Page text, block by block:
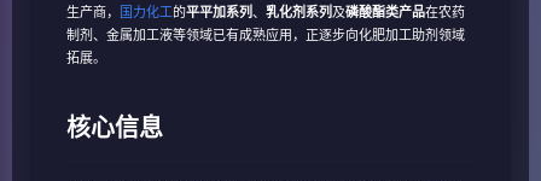
生产商， 国力化工的平平加系列、 乳化剂系列 及磷酸酯类产品在农药
制剂、金属加工液等领域已有成熟应用，正逐步向化肥加工助剂领域
拓展。
核心信息